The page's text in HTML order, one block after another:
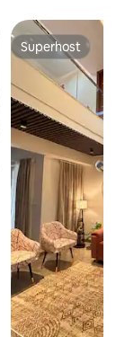
avaliação média
Superhost
Superhost